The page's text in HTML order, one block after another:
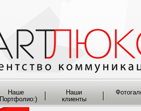
Наше
Портфолио:)
Наши
клиенты